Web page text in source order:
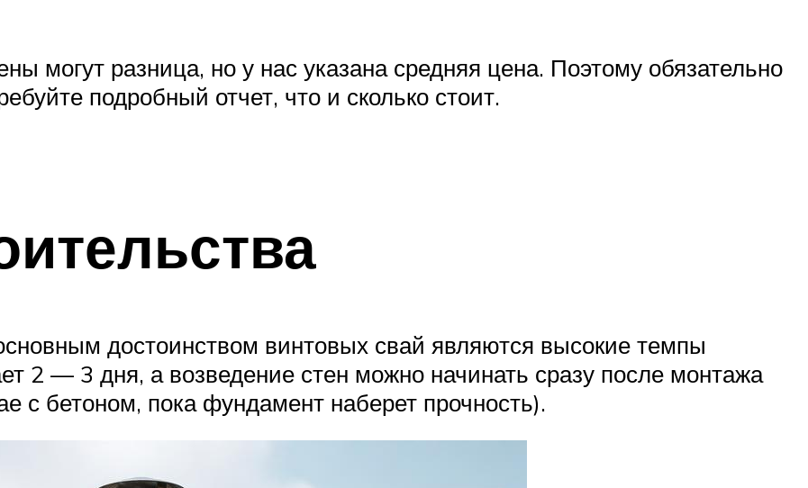
могут разница, но у нас указана средняя цена. Поэтому обязательно
подробный отчет, что и сколько стоит.
достоинством винтовых свай являются высокие темпы
2 — 3 дня, а возведение стен можно начинать сразу после монтажа
с бетоном, пока фундамент наберет прочность).